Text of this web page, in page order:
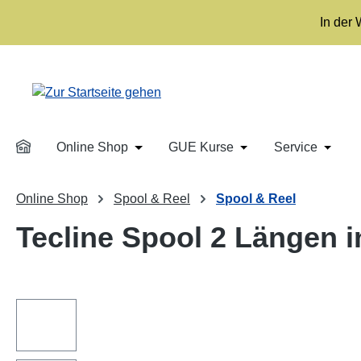
In der
Online Shop Öffne oder Schließe das Dropdown der
GUE Kurse Öffne oder Schließe
Service Öffne
Online Shop Spool & Reel Spool & Reel
Tecline Spool 2 Längen